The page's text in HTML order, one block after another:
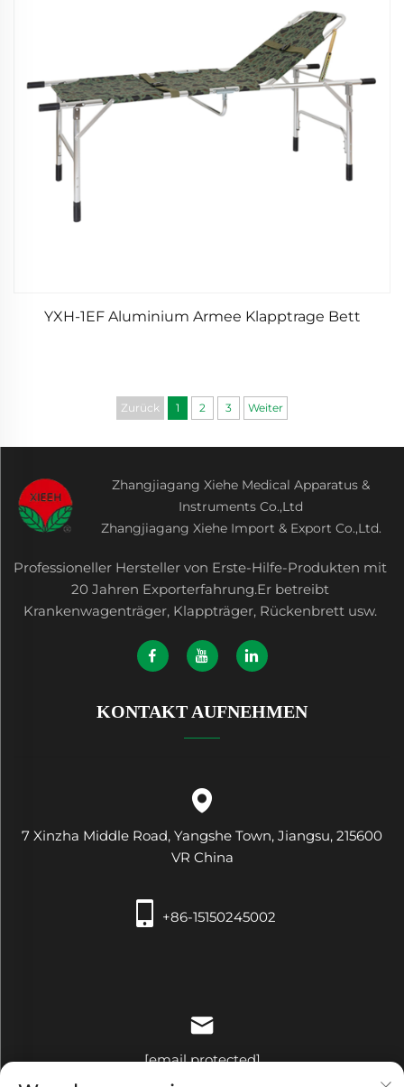
YXH-1EF Aluminium Armee Klapptrage Bett
Zurück 1 2 3 Weiter
Zhangjiagang Xiehe Medical Apparatus &
Instruments Co.,Ltd
Zhangjiagang Xiehe Import & Export Co.,Ltd.
Professioneller Hersteller von Erste-Hilfe-Produkten mit
20 Jahren Exporterfahrung.Er betreibt
Krankenwagenträger, Klappträger, Rückenbrett usw.
KONTAKT AUFNEHMEN
7 Xinzha Middle Road, Yangshe Town, Jiangsu, 215600
VR China
+86-15150245002
[email protected]